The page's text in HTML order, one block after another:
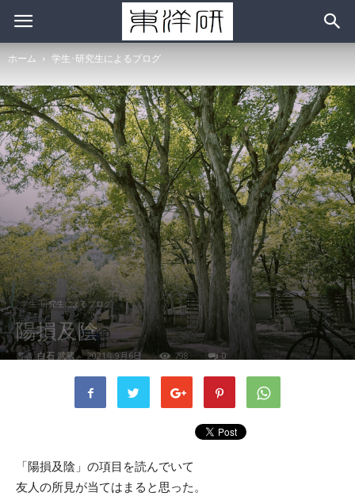
ホーム 学生･研究生によるブログ
学生･研究生によるブログ
陽損及陰
書者 白石 武蔵 - 2021年9月6日 798 0
「陽損及陰」の項目を読んでいて
友人の所見が当てはまると思った。